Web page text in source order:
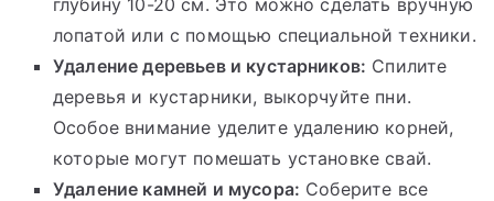
глубину 10-20 см. Это можно сделать вручную
лопатой или с помощью специальной техники.
Удаление деревьев и кустарников: Спилите
деревья и кустарники, выкорчуйте пни.
Особое внимание уделите удалению корней,
которые могут помешать установке свай.
Удаление камней и мусора: Соберите все